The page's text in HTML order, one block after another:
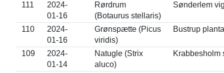
111
2024-
01-16
Rørdrum
(Botaurus stellaris)
Sønderlem
110
2024-
01-16
Grønspætte (Picus
viridis)
Bustrup
109
2024-
01-14
Natugle (Strix
aluco)
Krabbesholm